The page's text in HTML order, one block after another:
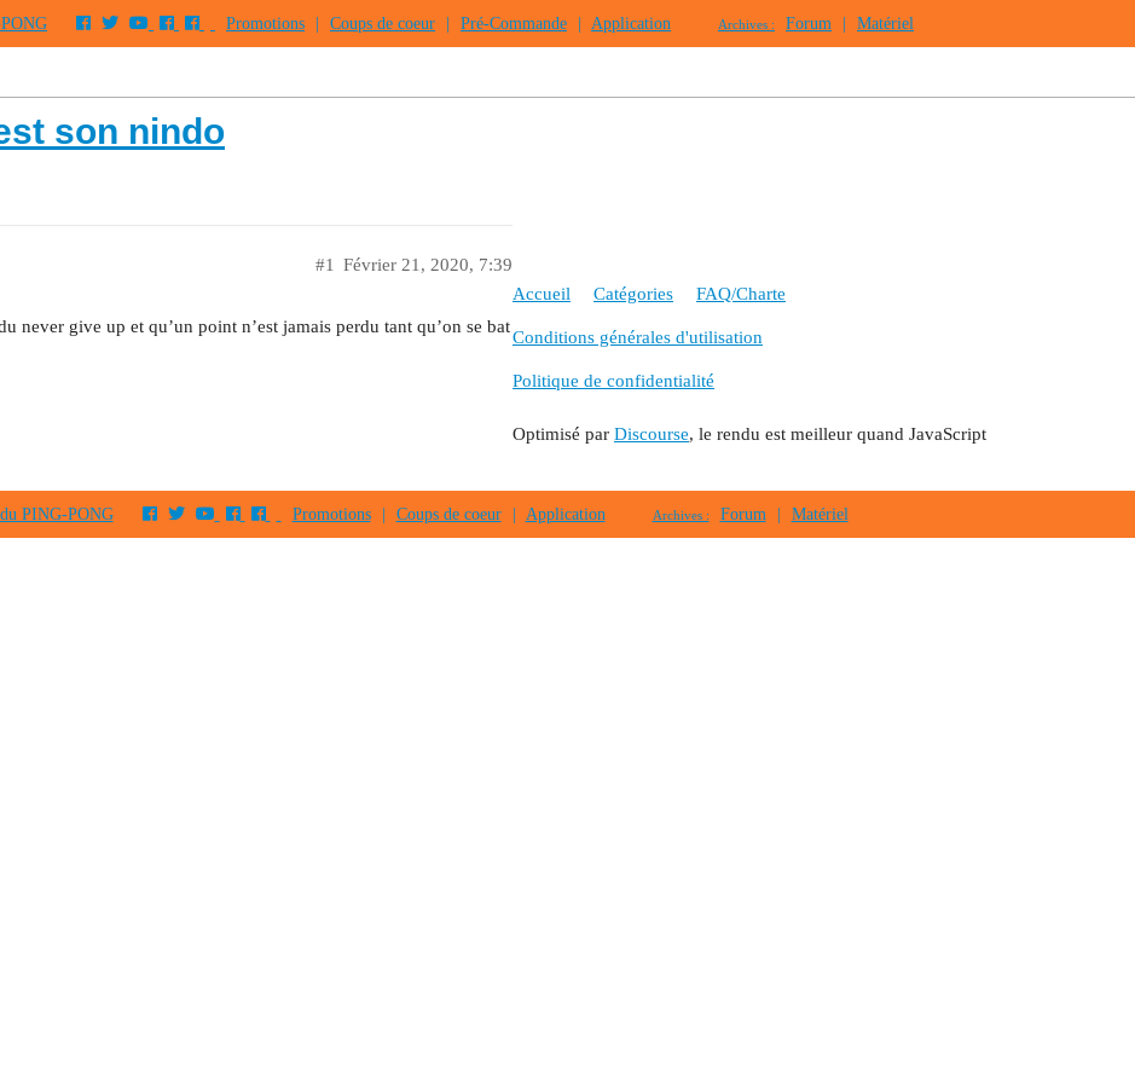
Promotions Coups de coeur Pré-Commande Application Archives : Forum Matériel
son nindo
Février 21, 2020, 7:39
#1
never give up et qu’un point n’est jamais perdu tant qu’on se bat
Accueil Catégories FAQ/Charte
Conditions générales d'utilisation
Politique de confidentialité
Optimisé par Discourse, le rendu est meilleur quand JavaScript
PING-PONG Promotions | Coups de coeur | Application Archives : Forum | Matériel